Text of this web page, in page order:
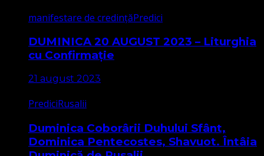
manifestare de credințăPredici
DUMINICA 20 AUGUST 2023 – Liturghia
cu Confirmație
21 august 2023
PrediciRusalii
Duminica Coborârii Duhului Sfânt,
Dominica Pentecostes, Shavuot. Întâia